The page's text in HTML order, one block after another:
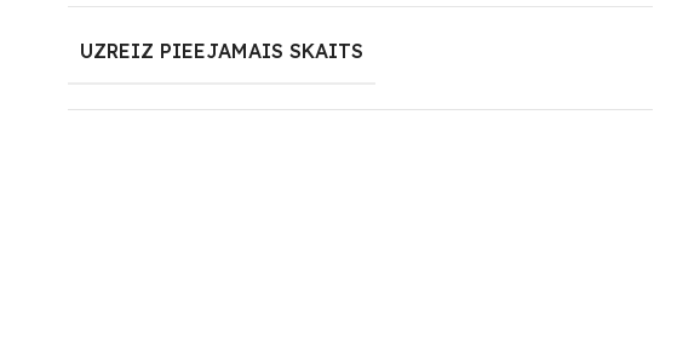
UZREIZ PIEEJAMAIS SKAITS